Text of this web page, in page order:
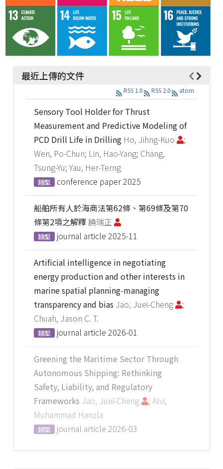
最近上傳的文件
RSS 1.0 RSS 2.0 atom
Sensory Tool Holder for Thrust
Measurement and Predictive Modeling of
PCD Drill Life in Drilling Ho, Jihng-Kuo
;
Wen, Po-Chun; Lin, Hao-Yang; Chang,
Tsung-Yu; Yau, Her-Terng
類型 conference paper2025
船舶所有人於海商法第62條、第69條及第70
條第2項之解釋饒瑞正
類型 journal article 2025-11
Artificial intelligence in negotiating
energy production and other interests in
marine spatial planning-managing
transparency and bias Jao, Juei-Cheng
;
Chuah, Jason C. T.
類型 journal article 2026-01
Greening the Maritime Sector Through
Autonomous Shipping: Rethinking
Safety, Liability, and Regulatory
Frameworks Jao, Juei-Cheng
; Alvi,
Muhammad Hanzla
類型 journal article 2026-03